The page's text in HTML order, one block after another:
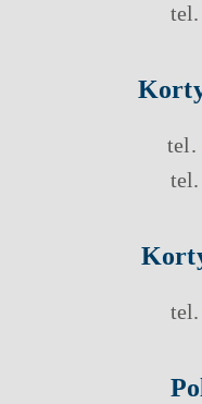
tel.
tel.
tel.
tel.